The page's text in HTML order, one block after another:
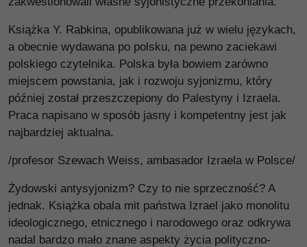
Książka Y. Rabkina, opublikowana już w wielu językach,
a obecnie wydawana po polsku, na pewno zaciekawi
polskiego czytelnika. Polska była bowiem zarówno
miejscem powstania, jak i rozwoju syjonizmu, który
później został przeszczepiony do Palestyny i Izraela.
Praca napisano w sposób jasny i kompetentny jest jak
najbardziej aktualna.
/profesor Szewach Weiss, ambasador Izraela w Polsce/
Żydowski antysyjonizm? Czy to nie sprzeczność? A
jednak. Książka obala mit państwa Izrael jako monolitu
ideologicznego, etnicznego i narodowego oraz odkrywa
nadal bardzo mało znane aspekty życia polityczno-